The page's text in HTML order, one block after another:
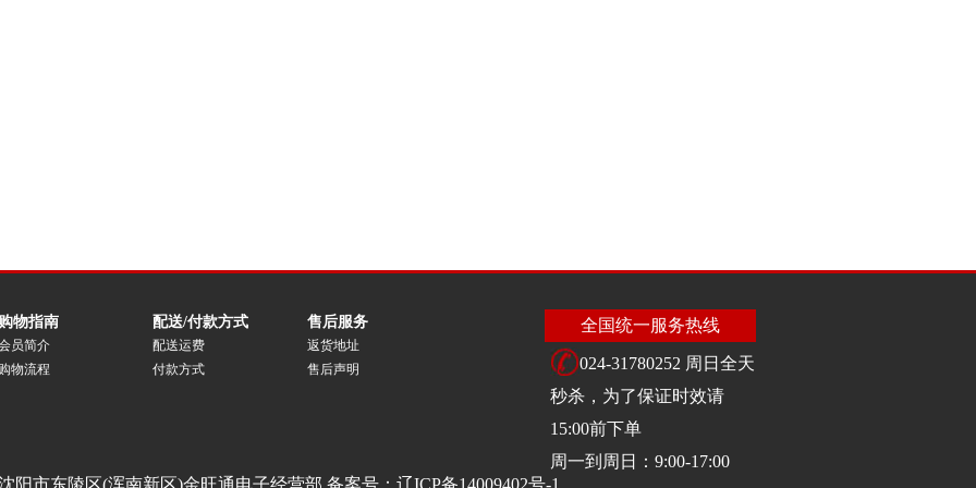
物指南
员简介
物流程
配送/付款方式
配送运费
付款方式
售后服务
返货地址
售后声明
全国统一服务热线
024-31780252 周日全天
秒杀，为了保证时效请
15:00前下单
周一到周日：9:00-17:00
阳市东陵区(浑南新区)金旺通电子经营部 备案号： 辽ICP备14009402号-1